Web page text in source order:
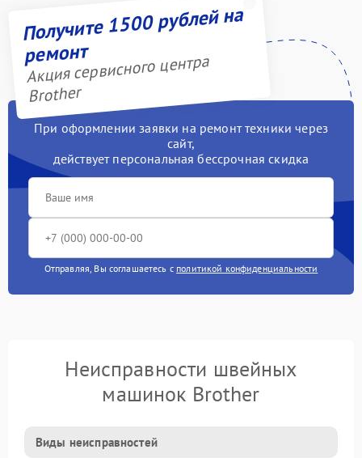
Получите 1500 рублей на
ремонт
Акция сервисного центра
Brother
При оформлении заявки на ремонт техники через
сайт,
действует персональная бессрочная скидка
Отправляя, Вы соглашаетесь с политикой конфиденциальности
Неисправности швейных
машинок Brother
Виды неисправностей